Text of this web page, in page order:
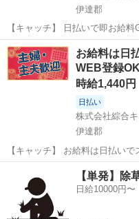
伊達郡
【キャッチ】 日払いで即お給
業」【経験者カンゲイ！】ウレ
業20H以上！！高時給1183円！ 【コメント】 製造のお仕事をお探しに
おススメ♪ 「未経...
福島 伊達郡 仕分け
お給料は日
WEB登録
時給1,440円
日払い
株式会社綜合
伊達郡
【キャッチ】 お給料は日払い
OK！「サスペンション組立」
のスタッフが多数活躍中★ 【コメント】 弊社なら事前の職場見学が多
数！お仕事安心スター...
工場
【単発】除
日給10000円〜